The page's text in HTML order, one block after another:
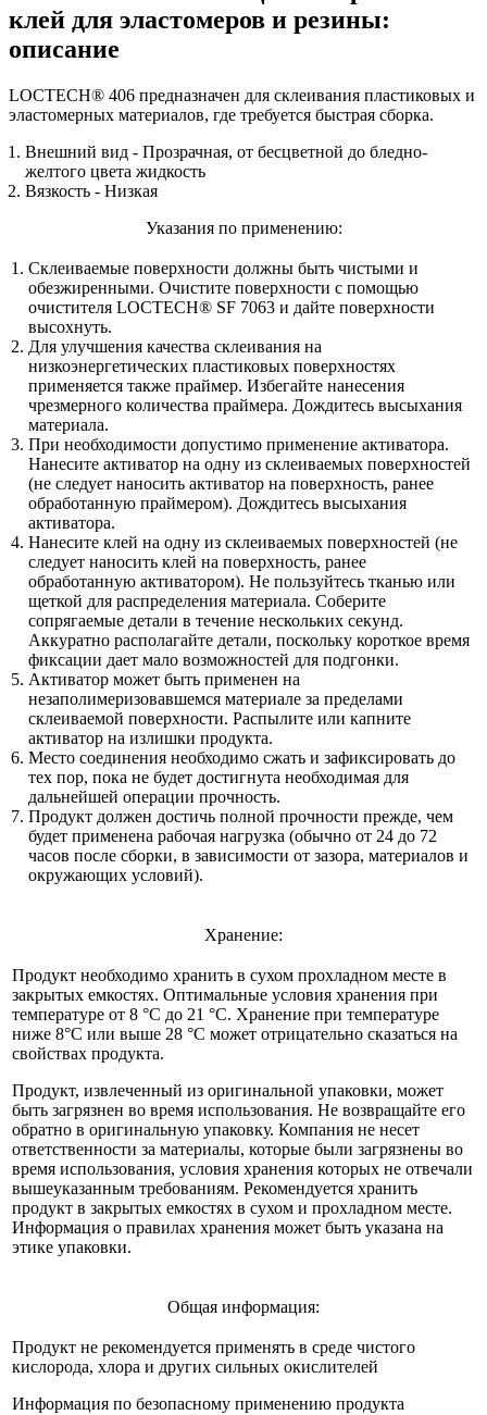
клей для эластомеров и резины:
описание
LOCTECH® 406 предназначен для склеивания пластиковых и
эластомерных материалов, где требуется быстрая сборка.
Внешний вид - Прозрачная, от бесцветной до бледно-
желтого цвета жидкость
Вязкость - Низкая
Указания по применению:
Склеиваемые поверхности должны быть чистыми и
обезжиренными. Очистите поверхности с помощью
очистителя LOCTECH® SF 7063 и дайте поверхности
высохнуть.
Для улучшения качества склеивания на
низкоэнергетических пластиковых поверхностях
применяется также праймер. Избегайте нанесения
чрезмерного количества праймера. Дождитесь высыхания
материала.
При необходимости допустимо применение активатора.
Нанесите активатор на одну из склеиваемых поверхностей
(не следует наносить активатор на поверхность, ранее
обработанную праймером). Дождитесь высыхания
активатора.
Нанесите клей на одну из склеиваемых поверхностей (не
следует наносить клей на поверхность, ранее
обработанную активатором). Не пользуйтесь тканью или
щеткой для распределения материала. Соберите
сопрягаемые детали в течение нескольких секунд.
Аккуратно располагайте детали, поскольку короткое время
фиксации дает мало возможностей для подгонки.
Активатор может быть применен на
незаполимеризовавшемся материале за пределами
склеиваемой поверхности. Распылите или капните
активатор на излишки продукта.
Место соединения необходимо сжать и зафиксировать до
тех пор, пока не будет достигнута необходимая для
дальнейшей операции прочность.
Продукт должен достичь полной прочности прежде, чем
будет применена рабочая нагрузка (обычно от 24 до 72
часов после сборки, в зависимости от зазора, материалов и
окружающих условий).
Хранение:
Продукт необходимо хранить в сухом прохладном месте в
закрытых емкостях. Оптимальные условия хранения при
температуре от 8 °C до 21 °C. Хранение при температуре
ниже 8°C или выше 28 °C может отрицательно сказаться на
свойствах продукта.
Продукт, извлеченный из оригинальной упаковки, может
быть загрязнен во время использования. Не возвращайте его
обратно в оригинальную упаковку. Компания не несет
ответственности за материалы, которые были загрязнены во
время использования, условия хранения которых не отвечали
вышеуказанным требованиям. Рекомендуется хранить
продукт в закрытых емкостях в сухом и прохладном месте.
Информация о правилах хранения может быть указана на
этике упаковки.
Общая информация:
Продукт не рекомендуется применять в среде чистого
кислорода, хлора и других сильных окислителей
Информация по безопасному применению продукта